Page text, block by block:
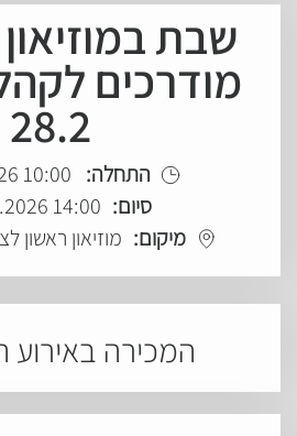
שבת
מודרכים
28.2
התחלה: 10:00 28.02.2026
סיום: 14:00 28.02.2026
מיקום: מוזיאון ראשון
המכירה באירוע